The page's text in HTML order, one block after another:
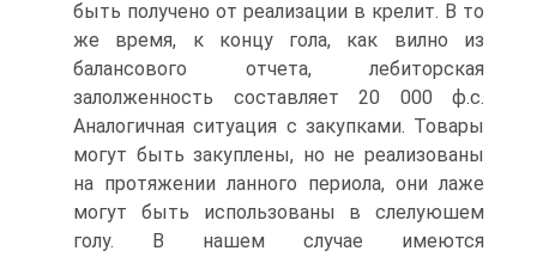
быть получено от реализации в крелит. В то
же время, к концу гола, как вилно из
балансового отчета, лебиторская
залолженность составляет 20 000 ф.с.
Аналогичная ситуация с закупками. Товары
могут быть закуплены, но не реализованы
на протяжении ланного периола, они лаже
могут быть использованы в слелуюшем
голу. В нашем случае имеются